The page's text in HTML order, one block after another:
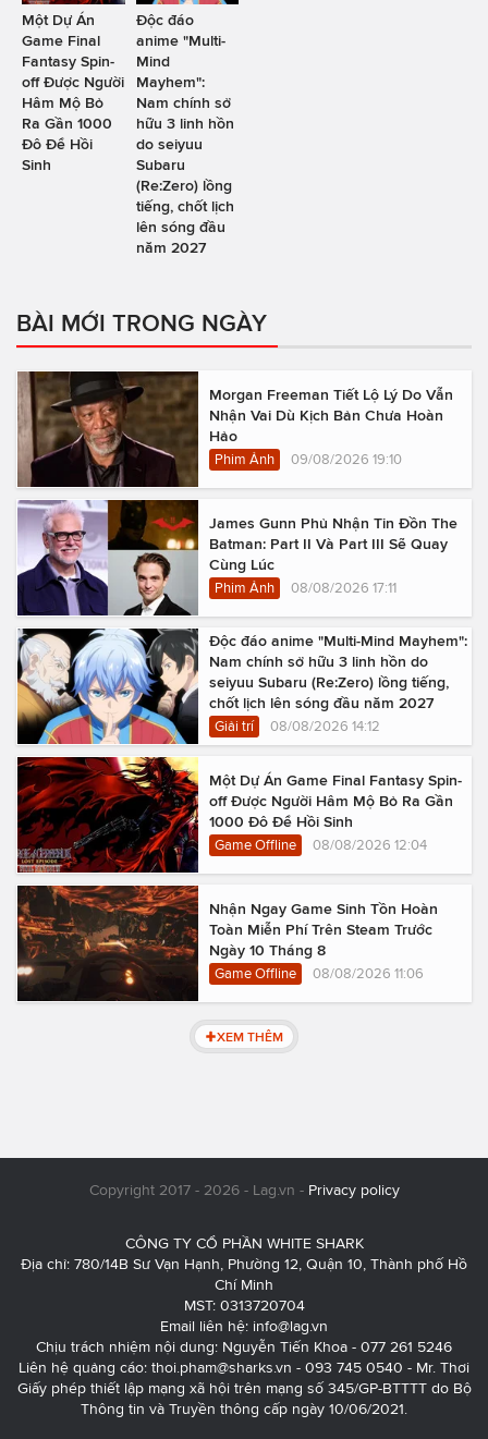
Một Dự Án
Game Final
Fantasy Spin-
off Được Người
Hâm Mộ Bỏ
Ra Gần 1000
Đô Để Hồi
Sinh
Độc đáo
anime "Multi-
Mind
Mayhem":
Nam chính sở
hữu 3 linh hồn
do seiyuu
Subaru
(Re:Zero) lồng
tiếng, chốt lịch
lên sóng đầu
năm 2027
BÀI MỚI TRONG NGÀY
Morgan Freeman Tiết Lộ Lý Do Vẫn
Nhận Vai Dù Kịch Bản Chưa Hoàn
Hảo
Phim Ảnh 09/08/2026 19:10
James Gunn Phủ Nhận Tin Đồn The
Batman: Part II Và Part III Sẽ Quay
Cùng Lúc
Phim Ảnh 08/08/2026 17:11
Độc đáo anime "Multi-Mind Mayhem":
Nam chính sở hữu 3 linh hồn do
seiyuu Subaru (Re:Zero) lồng tiếng,
chốt lịch lên sóng đầu năm 2027
Giải trí 08/08/2026 14:12
Một Dự Án Game Final Fantasy Spin-
off Được Người Hâm Mộ Bỏ Ra Gần
1000 Đô Để Hồi Sinh
Game Offline 08/08/2026 12:04
Nhận Ngay Game Sinh Tồn Hoàn
Toàn Miễn Phí Trên Steam Trước
Ngày 10 Tháng 8
Game Offline 08/08/2026 11:06
XEM THÊM
Copyright 2017 - 2026 - Lag.vn - Privacy policy
CÔNG TY CỔ PHẦN WHITE SHARK
Địa chỉ: 780/14B Sư Vạn Hạnh, Phường 12, Quận 10, Thành phố Hồ
Chí Minh
MST: 0313720704
Email liên hệ: info@lag.vn
Chịu trách nhiệm nội dung: Nguyễn Tiến Khoa - 077 261 5246
Liên hệ quảng cáo: thoi.pham@sharks.vn - 093 745 0540 - Mr. Thơi
Giấy phép thiết lập mạng xã hội trên mạng số 345/GP-BTTTT do Bộ
Thông tin và Truyền thông cấp ngày 10/06/2021.